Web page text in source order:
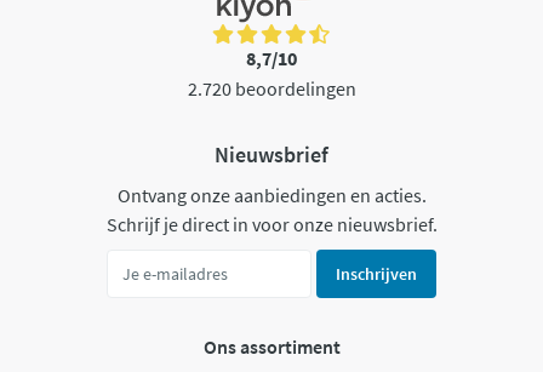
8,7/10
2.720 beoordelingen
Nieuwsbrief
Ontvang onze aanbiedingen en acties.
Schrijf je direct in voor onze nieuwsbrief.
Inschrijven
Ons assortiment